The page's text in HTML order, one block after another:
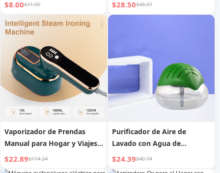
$8.00$11.00 $28.50$48.07
Vaporizador de Prendas
Manual para Hogar y Viajes
Máquina de Planchar
$22.89$114.24
Purificador de Aire de
Lavado con Agua de
Escritorio, Fácil de Usar,
Desodorizante, Decoración
$24.39$40.74